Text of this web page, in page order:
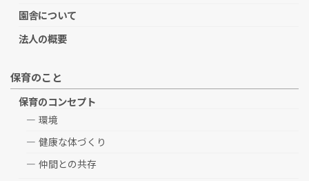
園舎について
法人の概要
保育のこと
保育のコンセプト
環境
健康な体づくり
仲間との共存